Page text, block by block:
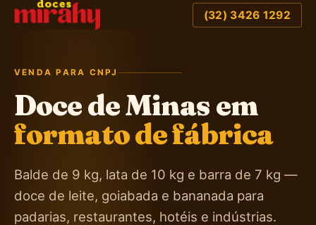
(32) 3426 1292
VENDA PARA CNPJ
Doce de Minas em
formato de fábrica
Balde de 9 kg, lata de 10 kg e barra de 7 kg —
doce de leite, goiabada e bananada para
padarias, restaurantes, hotéis e indústrias.